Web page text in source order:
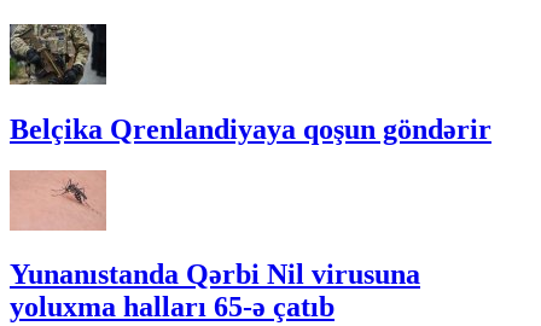
Belçika Qrenlandiyaya qoşun göndərir
Yunanıstanda Qərbi Nil virusuna
yoluxma halları 65-ə çatıb